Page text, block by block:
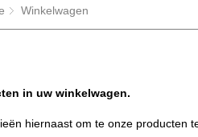
Winkelwagen
in uw winkelwagen.
hiernaast om te onze producten